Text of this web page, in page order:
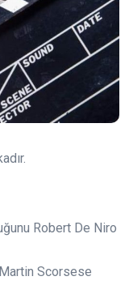
Robert De Niro
Scorsese